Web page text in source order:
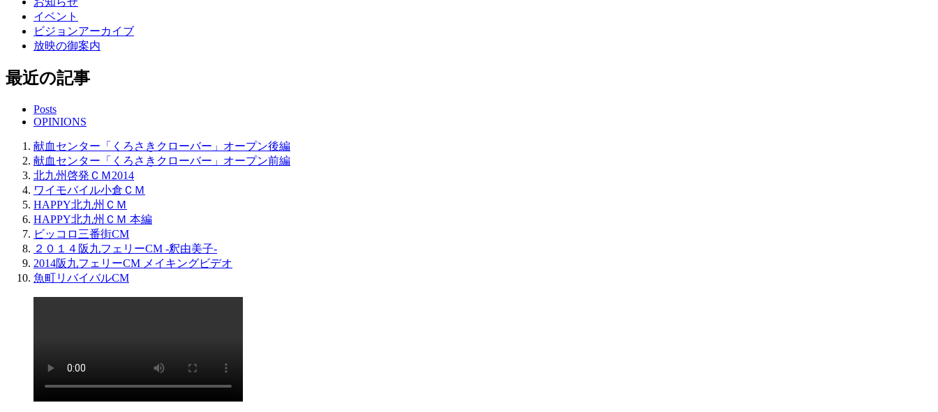
イベント
ビジョンアーカイブ
放映の御案内
最近の記事
Posts
OPINIONS
献血センター「くろさきクローバー」オープン後編
献血センター「くろさきクローバー」オープン前編
北九州啓発ＣＭ2014
ワイモバイル小倉ＣＭ
HAPPY北九州ＣＭ
HAPPY北九州ＣＭ 本編
ビッコロ三番街CM
２０１４阪九フェリーCM -釈由美子-
2014阪九フェリーCM メイキングビデオ
魚町リバイバルCM